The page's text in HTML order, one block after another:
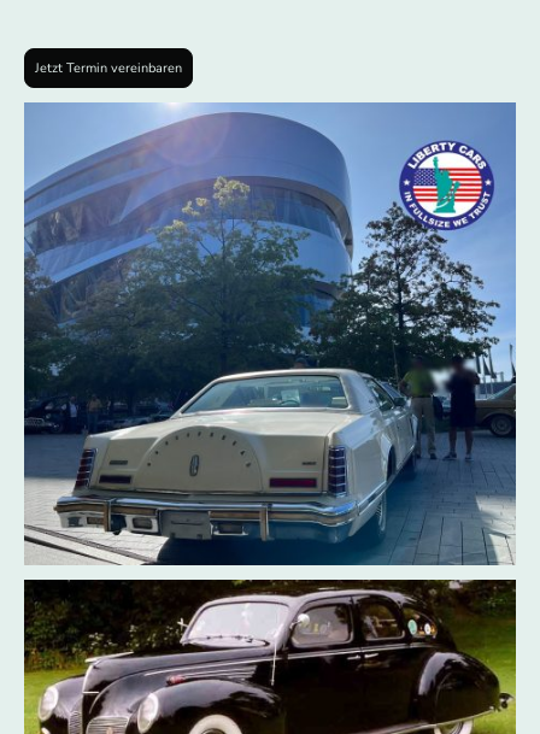
Jetzt Termin vereinbaren